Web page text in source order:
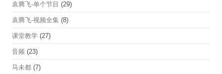
袁腾飞-单个节目 (29)
袁腾飞-视频全集 (8)
课堂教学 (27)
音频 (23)
马未都 (7)